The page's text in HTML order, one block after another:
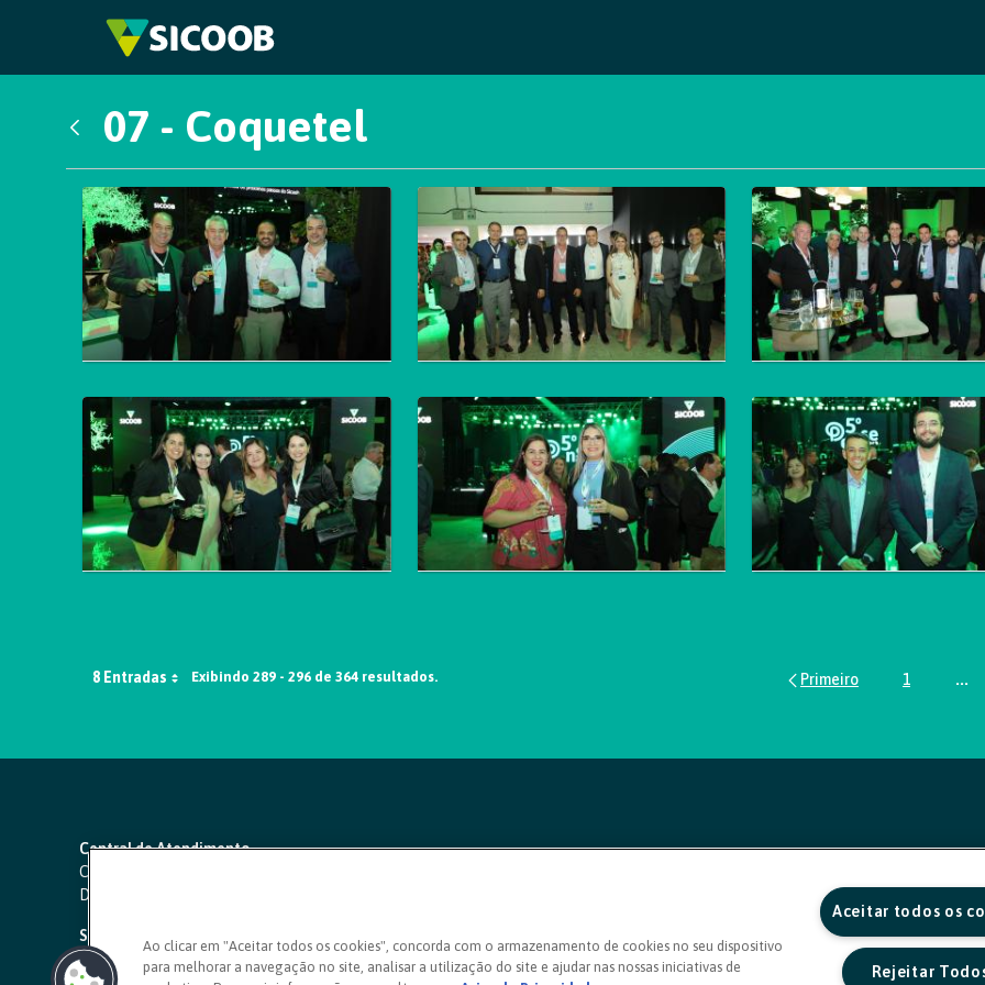
Pular para o Conteúdo principal
07 - Coquetel
Galeria de Mídias
8 Entradas Exibindo 289 - 296 de 364 resultados.
Página
1 ...
Central de Atendimento
Capitais e regiões metropolitanas:
Demais localidades:
SAC 24 horas
Ouvidoria
Ao clicar em "Aceitar todos os cookies", concorda com o armazenamento de cookies no seu dispositivo
para melhorar a navegação no site, analisar a utilização do site e ajudar nas nossas iniciativas de
Aceitar todos os
Rejeitar